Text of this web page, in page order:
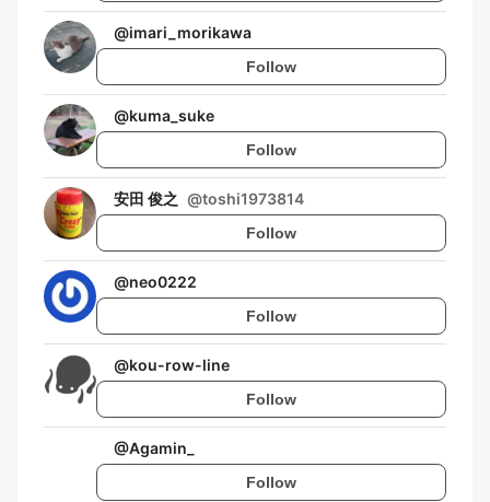
@imari_morikawa
Follow
@kuma_suke
Follow
安田 俊之 @toshi1973814
Follow
@neo0222
Follow
@kou-row-line
Follow
@Agamin_
Follow